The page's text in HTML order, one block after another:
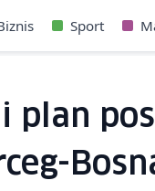
Sport
plan